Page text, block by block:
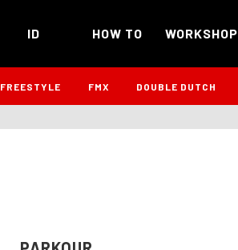
ID HOW TO WORKSHOP
FREESTYLE FMX DOUBLE DUTCH